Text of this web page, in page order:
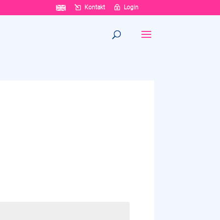
Kontakt Login